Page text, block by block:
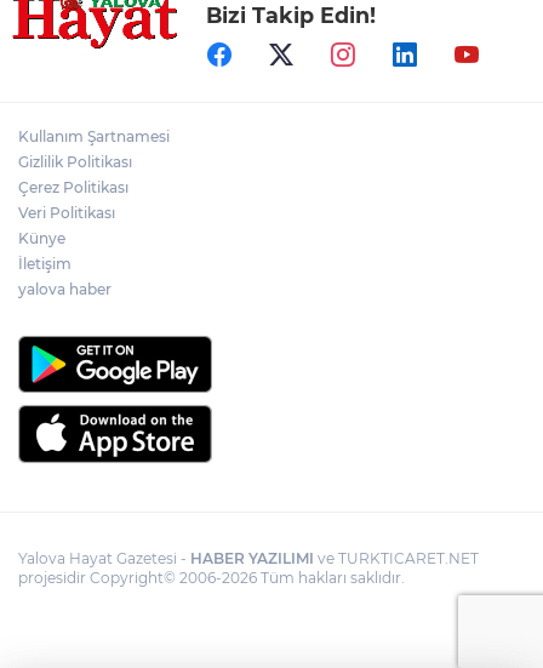
Bizi Takip Edin!
Kullanım Şartnamesi
Gizlilik Politikası
Çerez Politikası
Veri Politikası
Künye
İletişim
yalova haber
Yalova Hayat Gazetesi - HABER YAZILIMI ve TURKTICARET.NET
projesidir Copyright© 2006-2026 Tüm hakları saklıdır.